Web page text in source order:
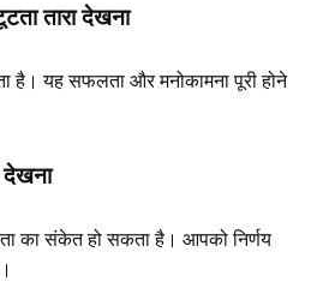
तारा देखना
है। यह सफलता और मनोकामना पूरी होने
देखना
का संकेत हो सकता है। आपको निर्णय